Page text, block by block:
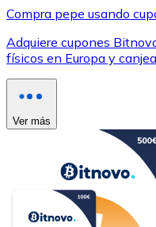
Compra pepe usando
Adquiere cupones
físicos en Europa y
Ver más